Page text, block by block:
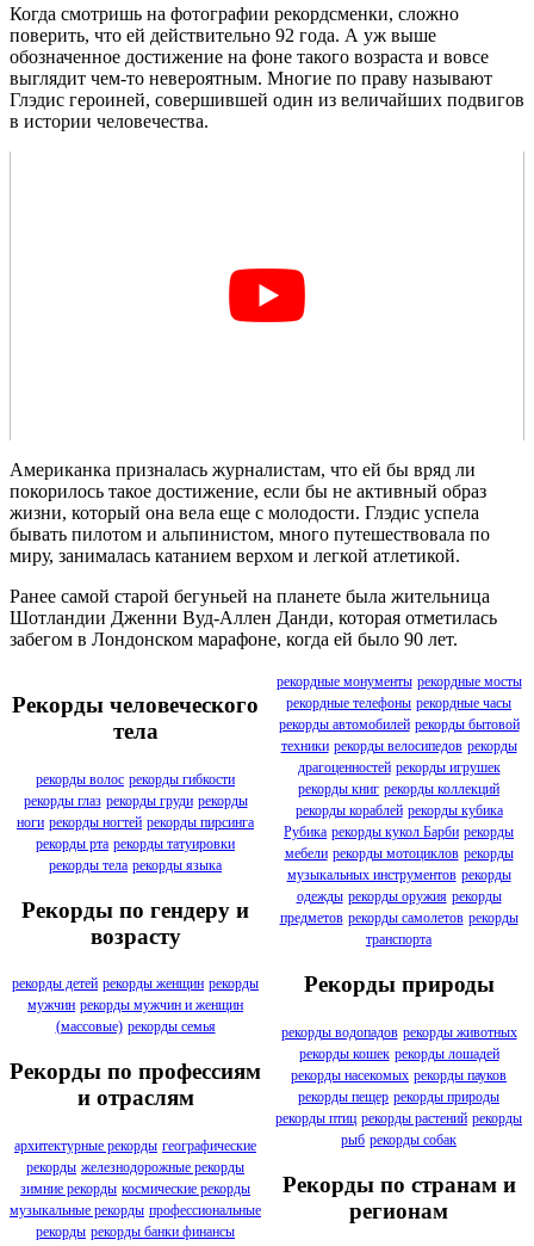
Когда смотришь на фотографии рекордсменки, сложно
поверить, что ей действительно 92 года. А уж выше
обозначенное достижение на фоне такого возраста и вовсе
выглядит чем-то невероятным. Многие по праву называют
Глэдис героиней, совершившей один из величайших подвигов
в истории человечества.
Американка призналась журналистам, что ей бы вряд ли
покорилось такое достижение, если бы не активный образ
жизни, который она вела еще с молодости. Глэдис успела
бывать пилотом и альпинистом, много путешествовала по
миру, занималась катанием верхом и легкой атлетикой.
Ранее самой старой бегуньей на планете была жительница
Шотландии Дженни Вуд-Аллен Данди, которая отметилась
забегом в Лондонском марафоне, когда ей было 90 лет.
Рекорды человеческого
тела
рекорды волос рекорды гибкости
рекорды глаз рекорды груди рекорды
ноги рекорды ногтей рекорды пирсинга
рекорды рта рекорды татуировки
рекорды тела рекорды языка
Рекорды по гендеру и
возрасту
рекорды детей рекорды женщин рекорды
мужчин рекорды мужчин и женщин
(массовые) рекорды семья
Рекорды по профессиям
и отраслям
архитектурные рекорды географические
рекорды железнодорожные рекорды
зимние рекорды космические рекорды
музыкальные рекорды профессиональные
рекорды рекорды банки финансы
рекордные монументы рекордные мосты
рекордные телефоны рекордные часы
рекорды автомобилей рекорды бытовой
техники рекорды велосипедов рекорды
драгоценностей рекорды игрушек
рекорды книг рекорды коллекций
рекорды кораблей рекорды кубика
Рубика рекорды кукол Барби рекорды
мебели рекорды мотоциклов рекорды
музыкальных инструментов рекорды
одежды рекорды оружия рекорды
предметов рекорды самолетов рекорды
транспорта
Рекорды природы
рекорды водопадов рекорды животных
рекорды кошек рекорды лошадей
рекорды насекомых рекорды пауков
рекорды пещер рекорды природы
рекорды птиц рекорды растений рекорды
рыб рекорды собак
Рекорды по странам и
регионам